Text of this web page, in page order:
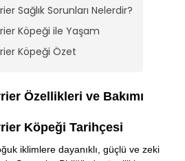
Sağlık Sorunları Nelerdir?
Köpeği ile Yaşam
Köpeği Özet
Özellikleri ve Bakımı
Köpeği Tarihçesi
iklimlere dayanıklı, güçlü ve zeki